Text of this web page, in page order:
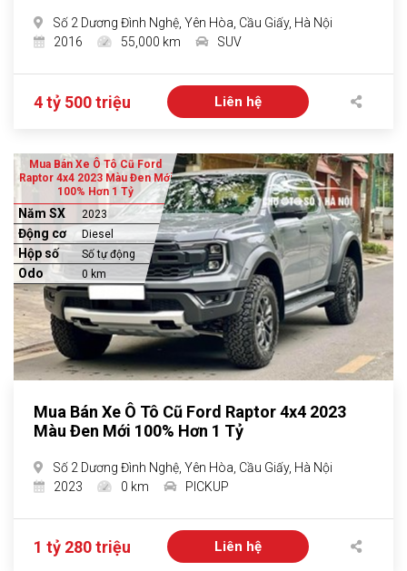
Số 2 Dương Đình Nghệ, Yên Hòa, Cầu Giấy, Hà Nội
2016
55,000 km SUV
4 tỷ 500 triệu Liên hệ
Mua Bán Xe Ô Tô Cũ Ford
Raptor 4x4 2023 Màu Đen Mới
100% Hơn 1 Tỷ
Năm SX 2023
Động cơ Diesel
Hộp số Số tự động
Odo 0 km
Mua Bán Xe Ô Tô Cũ Ford Raptor 4x4 2023
Màu Đen Mới 100% Hơn 1 Tỷ
Số 2 Dương Đình Nghệ, Yên Hòa, Cầu Giấy, Hà Nội
2023
0 km PICKUP
1 tỷ 280 triệu Liên hệ